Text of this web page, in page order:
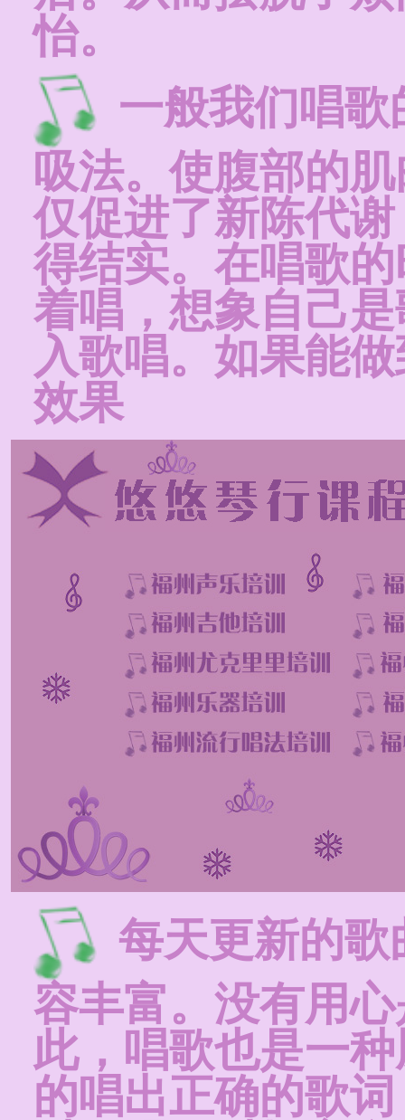
怡。
一般我们唱
吸法。使腹部的
仅促进了新陈代
得结实。在唱歌
着唱，想象自己
入歌唱。如果能
效果
每天更新的
容丰富。没有用
此，唱歌也是一
的唱出正确的歌